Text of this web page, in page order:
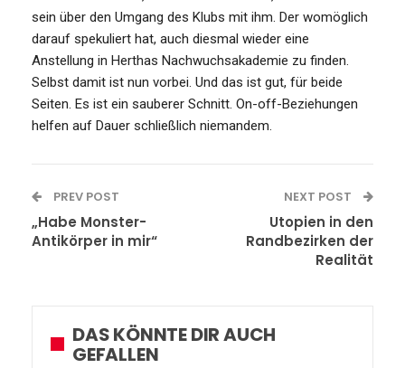
sein über den Umgang des Klubs mit ihm. Der womöglich
darauf spekuliert hat, auch diesmal wieder eine
Anstellung in Herthas Nachwuchsakademie zu finden.
Selbst damit ist nun vorbei. Und das ist gut, für beide
Seiten. Es ist ein sauberer Schnitt. On-off-Beziehungen
helfen auf Dauer schließlich niemandem.
PREV POST
„Habe Monster-
Antikörper in mir“
NEXT POST
Utopien in den
Randbezirken der
Realität
DAS KÖNNTE DIR AUCH
GEFALLEN